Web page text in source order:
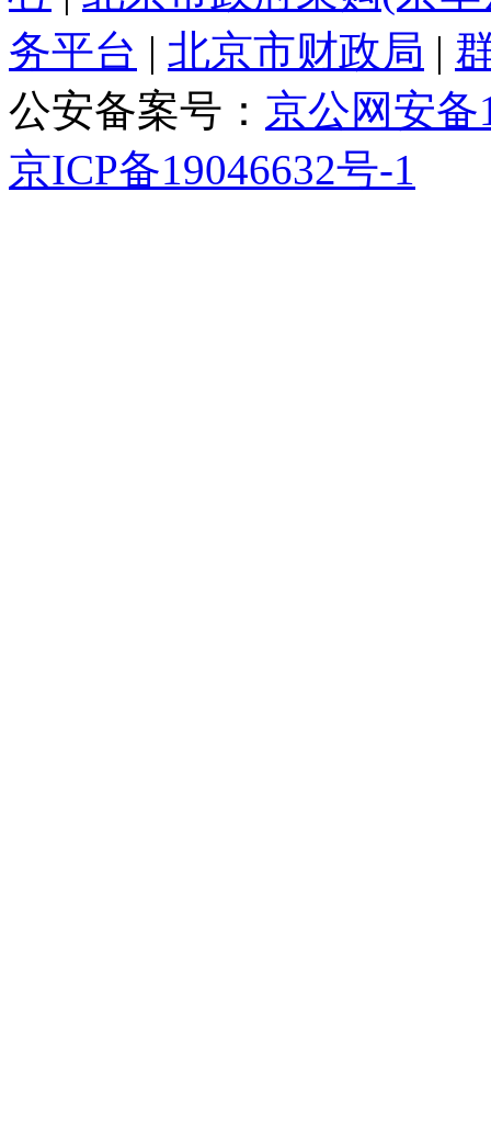
务平台 | 北京市财政局 |
公安备案号： 京公网安备
京ICP备19046632号-1